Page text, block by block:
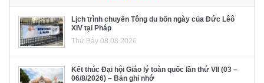
Lịch trình chuyến Tông du bốn ngày của Đức Lêô
XIV tại Pháp
Thứ Bảy 08.08.2026
Kết thúc Đại hội Giáo lý toàn quốc lần thứ VII (03 –
06/8/2026) – Bản ghi nhớ